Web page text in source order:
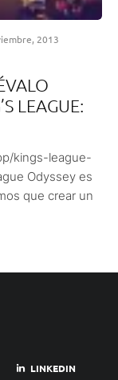
2013
LEAGUE:
kings-league-
Odyssey es
que crear un
LINKEDIN